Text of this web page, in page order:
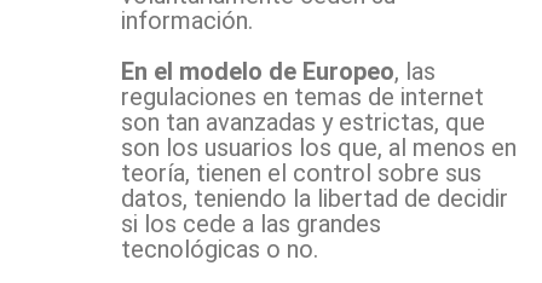
información.
En el modelo de Europeo, las
regulaciones en temas de internet
son tan avanzadas y estrictas, que
son los usuarios los que, al menos en
teoría, tienen el control sobre sus
datos, teniendo la libertad de decidir
si los cede a las grandes
tecnológicas o no.